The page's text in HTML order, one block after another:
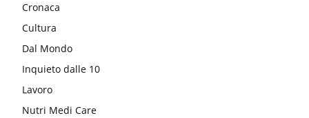
Cronaca
Cultura
Dal Mondo
Inquieto dalle 10
Lavoro
Nutri Medi Care